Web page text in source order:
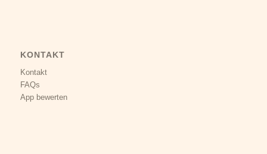
KONTAKT
Kontakt
FAQs
App bewerten